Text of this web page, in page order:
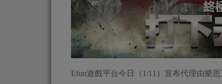
Efun遊戲平台今日（1/11）宣布代理由樂